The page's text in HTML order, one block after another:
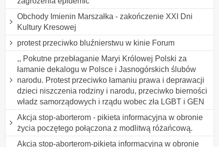
Obchody Imienin Marszałka - zakończenie XXI Dni
Kultury Kresowej
protest przeciwko bluźnierstwu w kinie Forum
,, Pokutne przebłaganie Maryi Królowej Polski za
łamanie dekalogu w Polsce i Jasnogórskich ślubów
narodu. Protest przeciwko łamaniu prawa i deprawacji
dzieci niszczenia rodziny i narodu, przeciwko bierności
władz samorządowych i rządu wobec zła LGBT i GEN
Akcja stop-aborterom - pikieta informacyjna w obronie
życia poczętego połączona z modlitwą różańcową.
Akcja stop-aborterom-pikieta informacyjna w obronie